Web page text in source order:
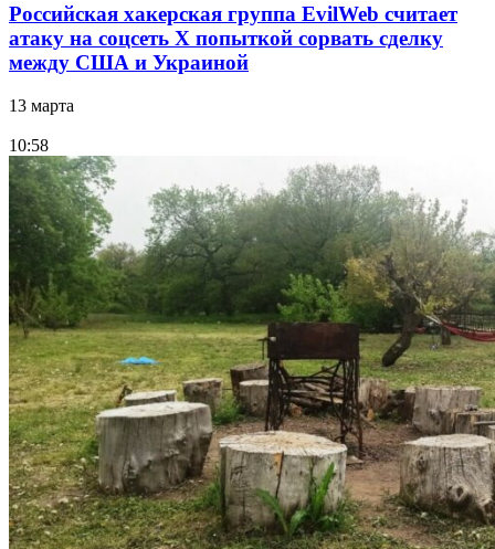
Российская хакерская группа EvilWeb считает
атаку на соцсеть Х попыткой сорвать сделку
между США и Украиной
13 марта
10:58